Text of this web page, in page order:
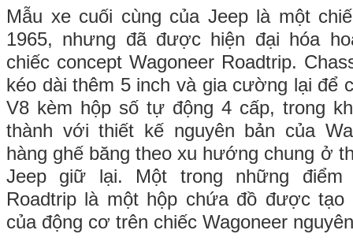
Mẫu xe cuối cùng của Jeep là một
1965, nhưng đã được hiện đại hóa
chiếc concept Wagoneer Roadtrip.
kéo dài thêm 5 inch và gia cường lại để
V8 kèm hộp số tự động 4 cấp, trong
thành với thiết kế nguyên bản của
hàng ghế băng theo xu hướng chung ở
Jeep giữ lại. Một trong những điểm
Roadtrip là một hộp chứa đồ được
của động cơ trên chiếc Wagoneer